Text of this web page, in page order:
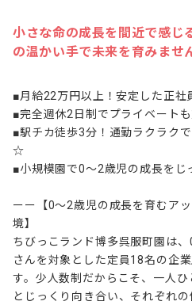
小さな命の成長を間近で感じ
の温かい手で未来を育みませ
■月給22万円以上！安定した正社
■完全週休2日制でプライベート
■駅チカ徒歩3分！通勤ラクラク
☆
■小規模園で0～2歳児の成長をじ
ーー【0～2歳児の成長を育むア
境】
ちびっこランド博多呉服町園は
さんを対象とした定員18名の企
す。少人数制だからこそ、一人ひ
とじっくり向き合い、それぞれ